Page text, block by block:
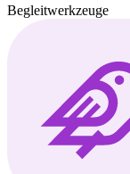
Begleitwerkzeuge